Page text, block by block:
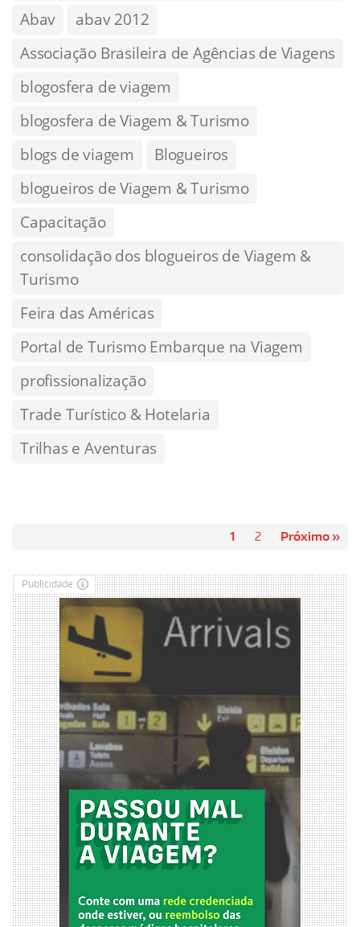
Abav
abav 2012
Associação Brasileira de Agências de Viagens
blogosfera de viagem
blogosfera de Viagem & Turismo
blogs de viagem
Blogueiros
blogueiros de Viagem & Turismo
Capacitação
consolidação dos blogueiros de Viagem &
Turismo
Feira das Américas
Portal de Turismo Embarque na Viagem
profissionalização
Trade Turístico & Hotelaria
Trilhas e Aventuras
1 2 Próximo »
Publicidade